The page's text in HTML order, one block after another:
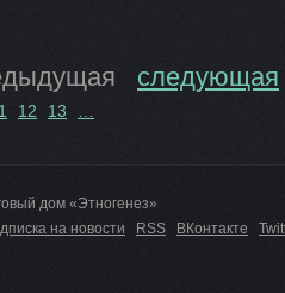
следующая
12 13
дом «Этногенез»
на новости RSS ВКонтакте